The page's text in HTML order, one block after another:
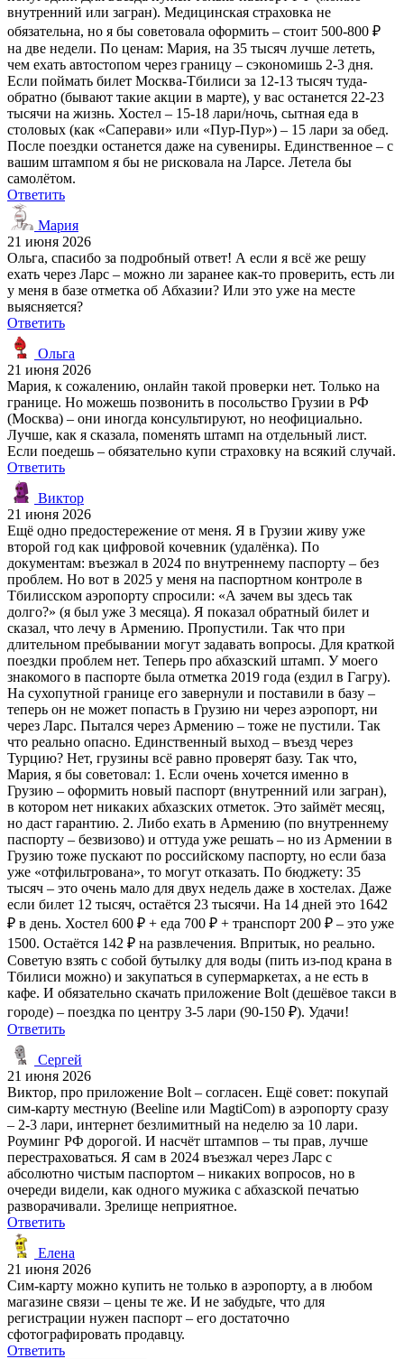
внутренний или загран). Медицинская страховка не
обязательна, но я бы советовала оформить – стоит 500-800 ₽
на две недели. По ценам: Мария, на 35 тысяч лучше лететь,
чем ехать автостопом через границу – сэкономишь 2-3 дня.
Если поймать билет Москва-Тбилиси за 12-13 тысяч туда-
обратно (бывают такие акции в марте), у вас останется 22-23
тысячи на жизнь. Хостел – 15-18 лари/ночь, сытная еда в
столовых (как «Саперави» или «Пур-Пур») – 15 лари за обед.
После поездки останется даже на сувениры. Единственное – с
вашим штампом я бы не рисковала на Ларсе. Летела бы
самолётом.
Ответить
Мария
21 июня 2026
Ольга, спасибо за подробный ответ! А если я всё же решу
ехать через Ларс – можно ли заранее как-то проверить, есть ли
у меня в базе отметка об Абхазии? Или это уже на месте
выясняется?
Ответить
Ольга
21 июня 2026
Мария, к сожалению, онлайн такой проверки нет. Только на
границе. Но можешь позвонить в посольство Грузии в РФ
(Москва) – они иногда консультируют, но неофициально.
Лучше, как я сказала, поменять штамп на отдельный лист.
Если поедешь – обязательно купи страховку на всякий случай.
Ответить
Виктор
21 июня 2026
Ещё одно предостережение от меня. Я в Грузии живу уже
второй год как цифровой кочевник (удалёнка). По
документам: въезжал в 2024 по внутреннему паспорту – без
проблем. Но вот в 2025 у меня на паспортном контроле в
Тбилисском аэропорту спросили: «А зачем вы здесь так
долго?» (я был уже 3 месяца). Я показал обратный билет и
сказал, что лечу в Армению. Пропустили. Так что при
длительном пребывании могут задавать вопросы. Для краткой
поездки проблем нет. Теперь про абхазский штамп. У моего
знакомого в паспорте была отметка 2019 года (ездил в Гагру).
На сухопутной границе его завернули и поставили в базу –
теперь он не может попасть в Грузию ни через аэропорт, ни
через Ларс. Пытался через Армению – тоже не пустили. Так
что реально опасно. Единственный выход – въезд через
Турцию? Нет, грузины всё равно проверят базу. Так что,
Мария, я бы советовал: 1. Если очень хочется именно в
Грузию – оформить новый паспорт (внутренний или загран),
в котором нет никаких абхазских отметок. Это займёт месяц,
но даст гарантию. 2. Либо ехать в Армению (по внутреннему
паспорту – безвизово) и оттуда уже решать – но из Армении в
Грузию тоже пускают по российскому паспорту, но если база
уже «отфильтрована», то могут отказать. По бюджету: 35
тысяч – это очень мало для двух недель даже в хостелах. Даже
если билет 12 тысяч, остаётся 23 тысячи. На 14 дней это 1642
₽ в день. Хостел 600 ₽ + еда 700 ₽ + транспорт 200 ₽ – это уже
1500. Остаётся 142 ₽ на развлечения. Впритык, но реально.
Советую взять с собой бутылку для воды (пить из-под крана в
Тбилиси можно) и закупаться в супермаркетах, а не есть в
кафе. И обязательно скачать приложение Bolt (дешёвое такси в
городе) – поездка по центру 3-5 лари (90-150 ₽). Удачи!
Ответить
Сергей
21 июня 2026
Виктор, про приложение Bolt – согласен. Ещё совет: покупай
сим-карту местную (Beeline или MagtiCom) в аэропорту сразу
– 2-3 лари, интернет безлимитный на неделю за 10 лари.
Роуминг РФ дорогой. И насчёт штампов – ты прав, лучше
перестраховаться. Я сам в 2024 въезжал через Ларс с
абсолютно чистым паспортом – никаких вопросов, но в
очереди видели, как одного мужика с абхазской печатью
разворачивали. Зрелище неприятное.
Ответить
Елена
21 июня 2026
Сим-карту можно купить не только в аэропорту, а в любом
магазине связи – цены те же. И не забудьте, что для
регистрации нужен паспорт – его достаточно
сфотографировать продавцу.
Ответить